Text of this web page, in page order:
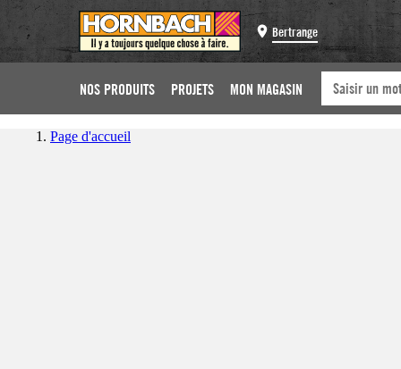
Bertrange
NOS PRODUITS PROJETS MON MAGASIN
Page d'accueil